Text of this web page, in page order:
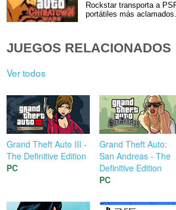
Rockstar transporta a
portátiles más aclamados.
JUEGOS RELACIONADOS
Ver todos
Grand Theft Auto III -
The Definitive Edition
PC
Grand Theft Auto:
San Andreas - The
Definitive Edition
PC